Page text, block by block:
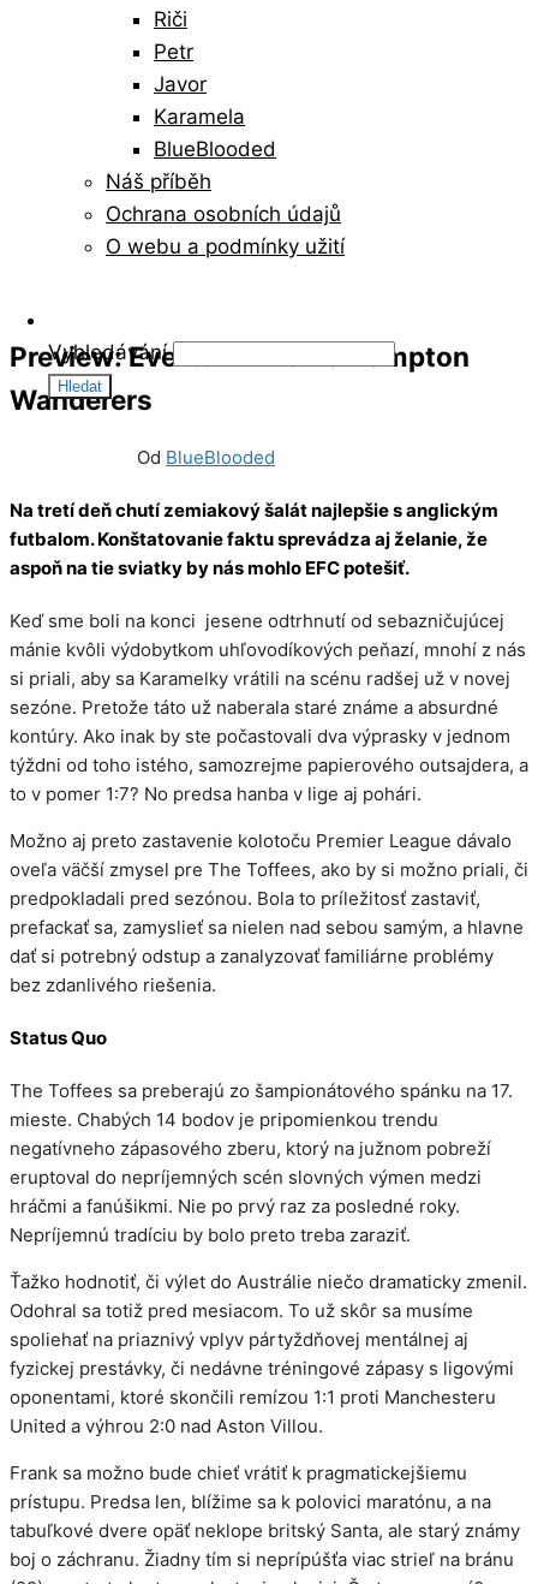
Riči
Petr
Javor
Karamela
BlueBlooded
Náš příběh
Ochrana osobních údajů
O webu a podmínky užití
Vyhledávání
Preview: Everton – Wolverhampton
Wanderers
Od BlueBlooded
Na tretí deň chutí zemiakový šalát najlepšie s anglickým
futbalom. Konštatovanie faktu sprevádza aj želanie, že
aspoň na tie sviatky by nás mohlo EFC potešiť.
Keď sme boli na konci jesene odtrhnutí od sebazničujúcej
mánie kvôli výdobytkom uhľovodíkových peňazí, mnohí z nás
si priali, aby sa Karamelky vrátili na scénu radšej už v novej
sezóne. Pretože táto už naberala staré známe a absurdné
kontúry. Ako inak by ste počastovali dva výprasky v jednom
týždni od toho istého, samozrejme papierového outsajdera, a
to v pomer 1:7? No predsa hanba v lige aj pohári.
Možno aj preto zastavenie kolotoču Premier League dávalo
oveľa väčší zmysel pre The Toffees, ako by si možno priali, či
predpokladali pred sezónou. Bola to príležitosť zastaviť,
prefackať sa, zamyslieť sa nielen nad sebou samým, a hlavne
dať si potrebný odstup a zanalyzovať familiárne problémy
bez zdanlivého riešenia.
Status Quo
The Toffees sa preberajú zo šampionátového spánku na 17.
mieste. Chabých 14 bodov je pripomienkou trendu
negatívneho zápasového zberu, ktorý na južnom pobreží
eruptoval do nepríjemných scén slovných výmen medzi
hráčmi a fanúšikmi. Nie po prvý raz za posledné roky.
Nepríjemnú tradíciu by bolo preto treba zaraziť.
Ťažko hodnotiť, či výlet do Austrálie niečo dramaticky zmenil.
Odohral sa totiž pred mesiacom. To už skôr sa musíme
spoliehať na priaznivý vplyv pártyždňovej mentálnej aj
fyzickej prestávky, či nedávne tréningové zápasy s ligovými
oponentami, ktoré skončili remízou 1:1 proti Manchesteru
United a výhrou 2:0 nad Aston Villou.
Frank sa možno bude chieť vrátiť k pragmatickejšiemu
prístupu. Predsa len, blížime sa k polovici maratónu, a na
tabuľkové dvere opäť neklope britský Santa, ale starý známy
boj o záchranu. Žiadny tím si neprípúšťa viac strieľ na bránu